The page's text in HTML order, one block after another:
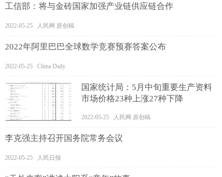
工信部：将与金砖国家加强产业链供应链合作
2022-05-25 人民网 原创稿
2022年阿里巴巴全球数学竞赛预赛答案公布
2022-05-25 China Daily
国家统计局：5月中旬重要生产资料
市场价格23种上涨27种下降
2022-05-25 人民网 原创稿
李克强主持召开国务院常务会议
2022-05-25 人民日报